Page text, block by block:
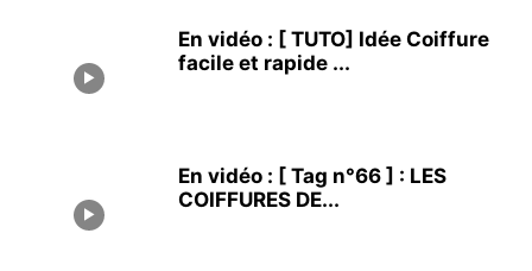
En vidéo : [ TUTO] Idée Coiffure
facile et rapide ...
En vidéo : [ Tag n°66 ] : LES
COIFFURES DE...